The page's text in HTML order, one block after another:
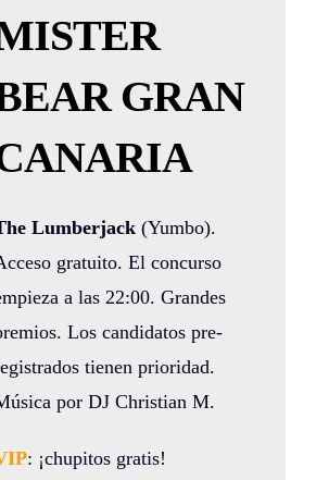
GRAN
Lumberjack (Yumbo).
gratuito. El concurso
a las 22:00. Grandes
Los candidatos pre-
tienen prioridad.
por DJ Christian M.
: ¡chupitos gratis!